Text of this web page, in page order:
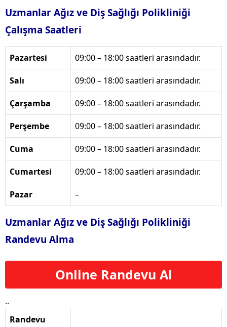
Uzmanlar Ağız ve Diş Sağlığı Polikliniği
Çalışma Saatleri
Pazartesi 09:00 – 18:00 saatleri arasındadır.
Salı 09:00 – 18:00 saatleri arasındadır.
Çarşamba 09:00 – 18:00 saatleri arasındadır.
Perşembe 09:00 – 18:00 saatleri arasındadır.
Cuma 09:00 – 18:00 saatleri arasındadır.
Cumartesi 09:00 – 18:00 saatleri arasındadır.
Pazar –
Uzmanlar Ağız ve Diş Sağlığı Polikliniği
Randevu Alma
Online Randevu Al
..
Randevu